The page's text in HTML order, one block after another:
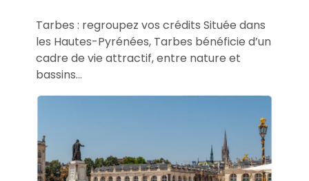
Tarbes : regroupez vos crédits Située dans
les Hautes-Pyrénées, Tarbes bénéficie d’un
cadre de vie attractif, entre nature et
bassins...